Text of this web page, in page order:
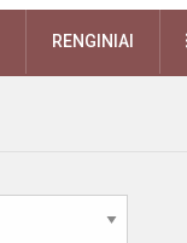
RENGINIAI